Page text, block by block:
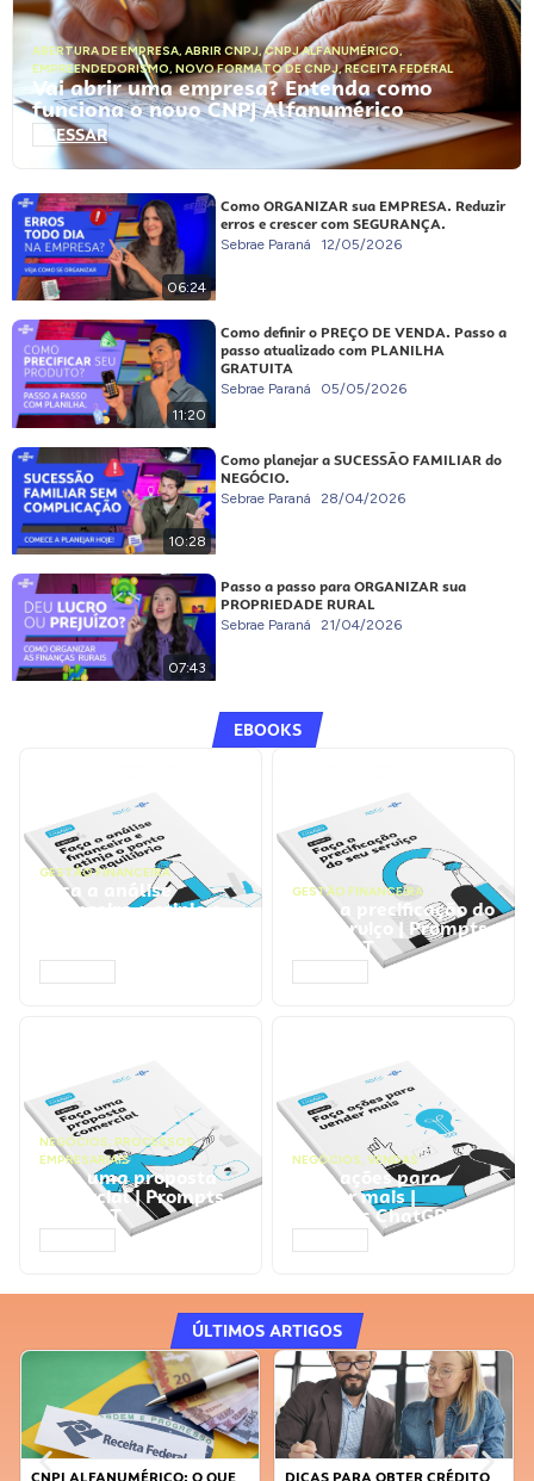
ABERTURA DE EMPRESA, ABRIR CNPJ,CNPJ ALFANUMÉRICO,
EMPREENDEDORISMO, NOVO FORMATO DE CNPJ,RECEITA FEDERAL
Vai abrir uma empresa? Entenda como
funciona o novo CNPJ Alfanumérico
ACESSAR
06:24
Como ORGANIZAR sua EMPRESA. Reduzir
erros e crescer com SEGURANÇA.
Sebrae Paraná 12/05/2026
11:20
Como definir o PREÇO DE VENDA. Passo a
passo atualizado com PLANILHA
GRATUITA
Sebrae Paraná 05/05/2026
10:28
Como planejar a SUCESSÃO FAMILIAR do
NEGÓCIO.
Sebrae Paraná 28/04/2026
07:43
Passo a passo para ORGANIZAR sua
PROPRIEDADE RURAL
Sebrae Paraná 21/04/2026
EBOOKS
GESTÃO FINANCEIRA
Faça a análise
financeira e atinja o
GESTÃO FINANCEIRA
Faça a precificação do
seu serviço | Prompts
ChatGPT
NEGÓCIOS, PROCESSOS
EMPRESARIAIS
Faça uma proposta
comercial | Prompts
ChatGPT
NEGÓCIOS, VENDAS
Faça ações para
vender mais |
Prompts ChatGPT
ÚLTIMOS ARTIGOS